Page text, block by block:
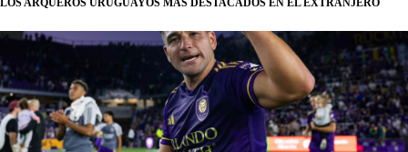
LOS ARQUEROS URUGUAYOS MÁS DESTACADOS EN EL EXTRANJERO